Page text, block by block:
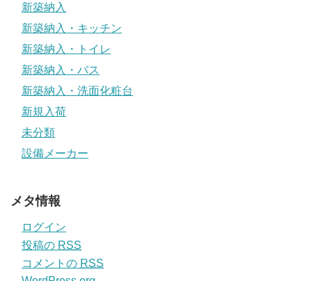
新築納入
新築納入・キッチン
新築納入・トイレ
新築納入・バス
新築納入・洗面化粧台
新規入荷
未分類
設備メーカー
メタ情報
ログイン
投稿の RSS
コメントの RSS